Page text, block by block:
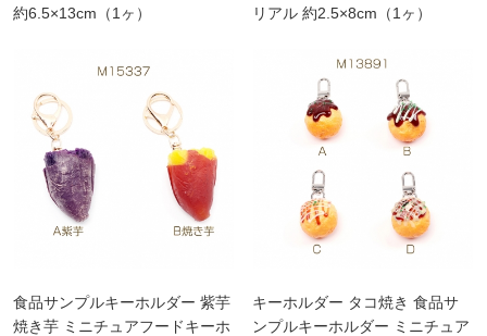
約6.5×13cm（1ヶ）
リアル 約2.5×8cm（1ヶ）
食品サンプルキーホルダー 紫芋
焼き芋 ミニチュアフードキーホ
キーホルダー タコ焼き 食品サ
ンプルキーホルダー ミニチュア